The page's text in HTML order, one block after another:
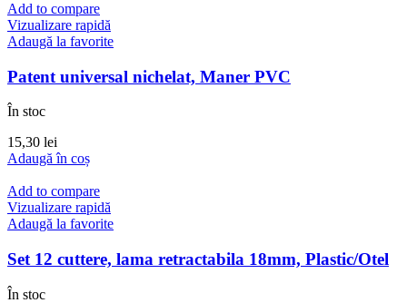
Add to compare
Vizualizare rapidă
Adaugă la favorite
Patent universal nichelat, Maner PVC
În stoc
15,30 lei
Adaugă în coș
Add to compare
Vizualizare rapidă
Adaugă la favorite
Set 12 cuttere, lama retractabila 18mm, Plastic/Otel
În stoc